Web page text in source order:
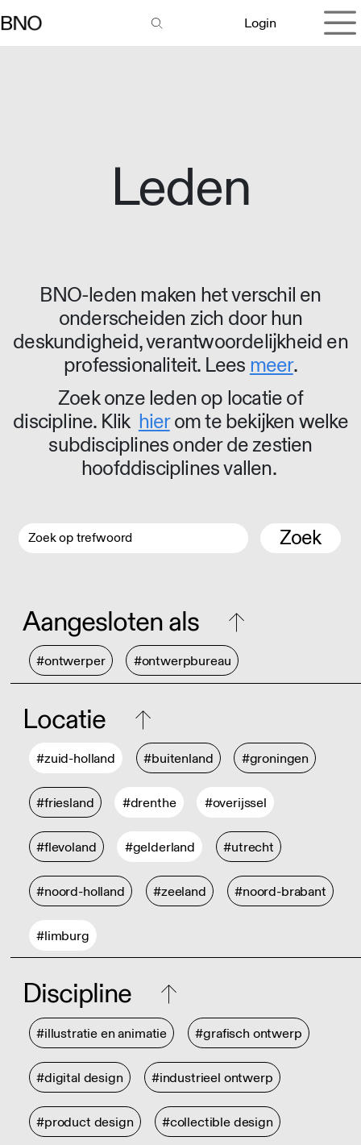
Login
Leden
BNO-leden maken het verschil en
onderscheiden zich door hun
deskundigheid, verantwoordelijkheid en
professionaliteit. Lees meer.
Zoek onze leden op locatie of
discipline. Klik hierom te bekijken welke
subdisciplines onder de zestien
hoofddisciplines vallen.
Zoek
Aangesloten als
#ontwerper #ontwerpbureau
Locatie
#zuid-holland #buitenland #groningen
#friesland #drenthe #overijssel
#flevoland #gelderland #utrecht
#noord-holland #zeeland #noord-brabant
#limburg
Discipline
#illustratie en animatie #grafisch ontwerp
#digital design #industrieel ontwerp
#product design #collectible design